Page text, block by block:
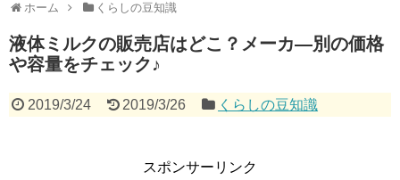
ホーム くらしの豆知識
液体ミルクの販売店はどこ？メーカ―別の価格
や容量をチェック♪
2019/3/24 2019/3/26 くらしの豆知識
スポンサーリンク